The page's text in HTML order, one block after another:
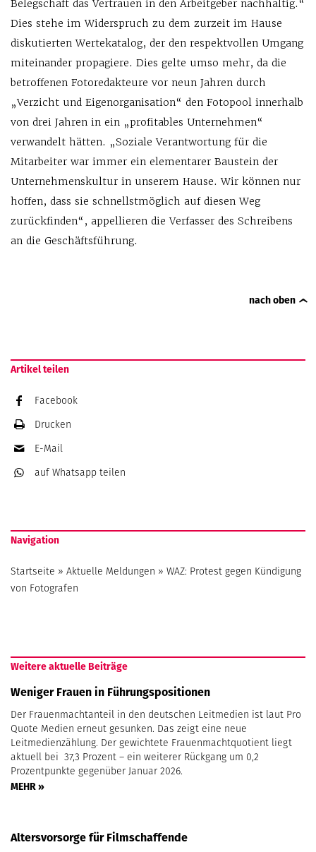
Belegschaft das Vertrauen in den Arbeitgeber nachhaltig.“
Dies stehe im Widerspruch zu dem zurzeit im Hause
diskutierten Wertekatalog, der den respektvollen Umgang
miteinander propagiere. Dies gelte umso mehr, da die
betroffenen Fotoredakteure vor neun Jahren durch
„Verzicht und Eigenorganisation“ den Fotopool innerhalb
von drei Jahren in ein „profitables Unternehmen“
verwandelt hätten. „Soziale Verantwortung für die
Mitarbeiter war immer ein elementarer Baustein der
Unternehmenskultur in unserem Hause. Wir können nur
hoffen, dass sie schnellstmöglich auf diesen Weg
zurückfinden“, appellieren die Verfasser des Schreibens
an die Geschäftsführung.
nach oben
Artikel teilen
Facebook
Drucken
E-Mail
auf Whatsapp teilen
Navigation
Startseite » Aktuelle Meldungen » WAZ: Protest gegen Kündigung
von Fotografen
Weitere aktuelle Beiträge
Weniger Frauen in Führungspositionen
Der Frauenmachtanteil in den deutschen Leitmedien ist laut Pro
Quote Medien erneut gesunken. Das zeigt eine neue
Leitmedienzählung. Der gewichtete Frauenmachtquotient liegt
aktuell bei 37,3 Prozent – ein weiterer Rückgang um 0,2
Prozentpunkte gegenüber Januar 2026.
MEHR »
Altersvorsorge für Filmschaffende